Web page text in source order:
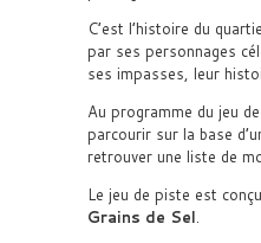
C’est l’histoire du
par ses personnages
ses impasses, leur
Au programme du jeu
parcourir sur la base
retrouver une liste de
Le jeu de piste est
Grains de Sel.